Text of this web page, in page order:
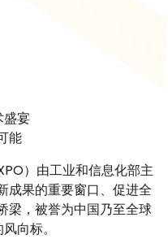
盛宴
能
）由工业和信息化部主
成果的重要窗口、促进全
梁，被誉为中国乃至全球
向标。